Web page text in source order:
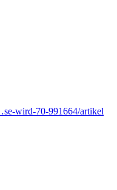
wird-70-991664/artikel